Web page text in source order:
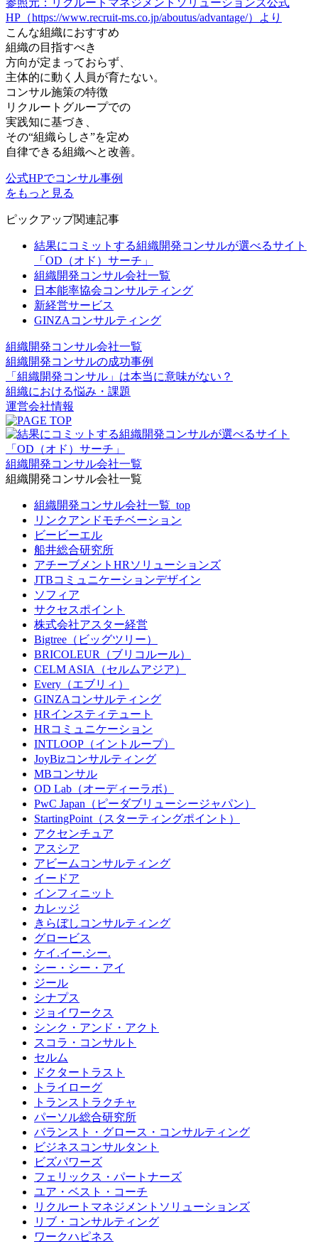
参照元：リクルートマネジメントソリューションズ公式
HP（https://www.recruit-ms.co.jp/aboutus/advantage/）より
こんな組織におすすめ
組織の目指すべき
方向が定まっておらず、
主体的に動く人員が育たない。
コンサル施策の特徴
リクルートグループでの
実践知に基づき、
その“組織らしさ”を定め
自律できる組織へと改善。
公式HPでコンサル事例
をもっと見る
ピックアップ関連記事
結果にコミットする組織開発コンサルが選べるサイト
「OD（オド）サーチ」
組織開発コンサル会社一覧
日本能率協会コンサルティング
新経営サービス
GINZAコンサルティング
組織開発コンサル会社一覧
組織開発コンサルの成功事例
「組織開発コンサル」は本当に意味がない？
組織における悩み・課題
運営会社情報
組織開発コンサル会社一覧
組織開発コンサル会社一覧
組織開発コンサル会社一覧_top
リンクアンドモチベーション
ビービーエル
船井総合研究所
アチーブメントHRソリューションズ
JTBコミュニケーションデザイン
ソフィア
サクセスポイント
株式会社アスター経営
Bigtree（ビッグツリー）
BRICOLEUR（ブリコルール）
CELM ASIA（セルムアジア）
Every（エブリィ）
GINZAコンサルティング
HRインスティテュート
HRコミュニケーション
INTLOOP（イントループ）
JoyBizコンサルティング
MBコンサル
OD Lab（オーディーラボ）
PwC Japan（ピーダブリューシージャパン）
StartingPoint（スターティングポイント）
アクセンチュア
アスシア
アビームコンサルティング
イードア
インフィニット
カレッジ
きらぼしコンサルティング
グロービス
ケイ.イー.シー.
シー・シー・アイ
ジール
シナプス
ジョイワークス
シンク・アンド・アクト
スコラ・コンサルト
セルム
ドクタートラスト
トライローグ
トランストラクチャ
パーソル総合研究所
バランスト・グロース・コンサルティング
ビジネスコンサルタント
ビズパワーズ
フェリックス・パートナーズ
ユア・ベスト・コーチ
リクルートマネジメントソリューションズ
リブ・コンサルティング
ワークハピネス